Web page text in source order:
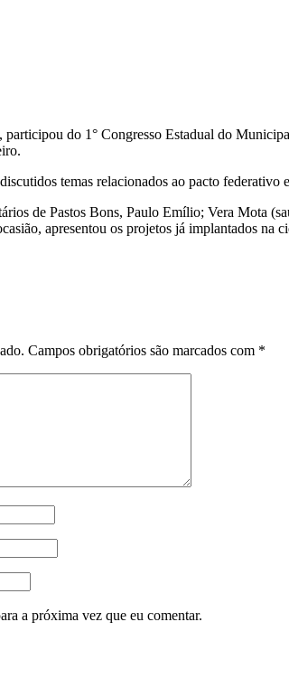
do 1° Congresso Estadual do
temas relacionados ao pacto
de Pastos Bons, Paulo Emílio; Vera Mota
apresentou os projetos já implantados na
Campos obrigatórios são marcados com *
a próxima vez que eu comentar.